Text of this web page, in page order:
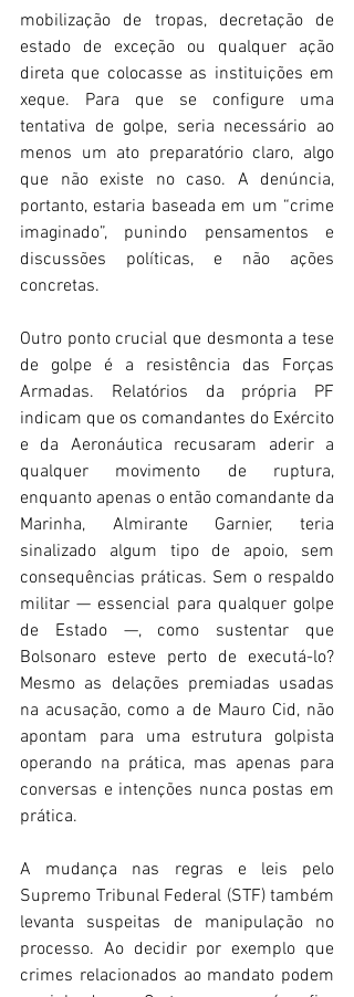
mobilização de tropas, decretação de
estado de exceção ou qualquer ação
direta que colocasse as instituições em
xeque. Para que se configure uma
tentativa de golpe, seria necessário ao
menos um ato preparatório claro, algo
que não existe no caso. A denúncia,
portanto, estaria baseada em um “crime
imaginado”, punindo pensamentos e
discussões políticas, e não ações
concretas.
Outro ponto crucial que desmonta a tese
de golpe é a resistência das Forças
Armadas. Relatórios da própria PF
indicam que os comandantes do Exército
e da Aeronáutica recusaram aderir a
qualquer movimento de ruptura,
enquanto apenas o então comandante da
Marinha, Almirante Garnier, teria
sinalizado algum tipo de apoio, sem
consequências práticas. Sem o respaldo
militar — essencial para qualquer golpe
de Estado —, como sustentar que
Bolsonaro esteve perto de executá-lo?
Mesmo as delações premiadas usadas
na acusação, como a de Mauro Cid, não
apontam para uma estrutura golpista
operando na prática, mas apenas para
conversas e intenções nunca postas em
prática.
A mudança nas regras e leis pelo
Supremo Tribunal Federal (STF) também
levanta suspeitas de manipulação no
processo. Ao decidir por exemplo que
crimes relacionados ao mandato podem